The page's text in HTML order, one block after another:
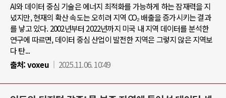
AI와 데이터 중심 기술은 에너지 최적화를 가능하게 하는 잠재력을 지
녔지만, 현재의 확산 속도는 오히려 지역 CO₂ 배출을 증가시키는 결과
를 낳고 있다. 2002년부터 2022년까지 미국 내 지역 데이터를 분석한
연구에 따르면, 데이터 중심 산업이 발전한 지역은 그렇지 않은 지역보
다 탄...
출처:voxeu 2025.11.06. 10:49